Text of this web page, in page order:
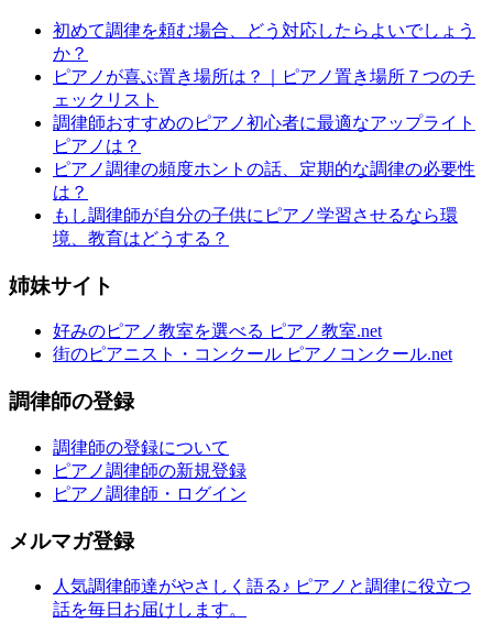
初めて調律を頼む場合、どう対応したらよいでしょう
か？
ピアノが喜ぶ置き場所は？｜ピアノ置き場所７つのチ
ェックリスト
調律師おすすめのピアノ初心者に最適なアップライト
ピアノは？
ピアノ調律の頻度ホントの話、定期的な調律の必要性
は？
もし調律師が自分の子供にピアノ学習させるなら環
境、教育はどうする？
姉妹サイト
好みのピアノ教室を選べる ピアノ教室.net
街のピアニスト・コンクール ピアノコンクール.net
調律師の登録
調律師の登録について
ピアノ調律師の新規登録
ピアノ調律師・ログイン
メルマガ登録
人気調律師達がやさしく語る♪ ピアノと調律に役立つ
話を毎日お届けします。